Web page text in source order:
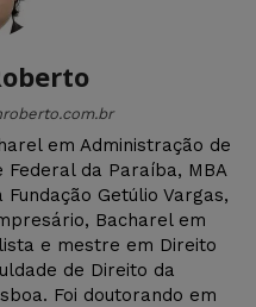
em Administração de
da Paraíba, MBA
Getúlio Vargas,
Bacharel em
e mestre em Direito
de Direito da
Foi doutorando em